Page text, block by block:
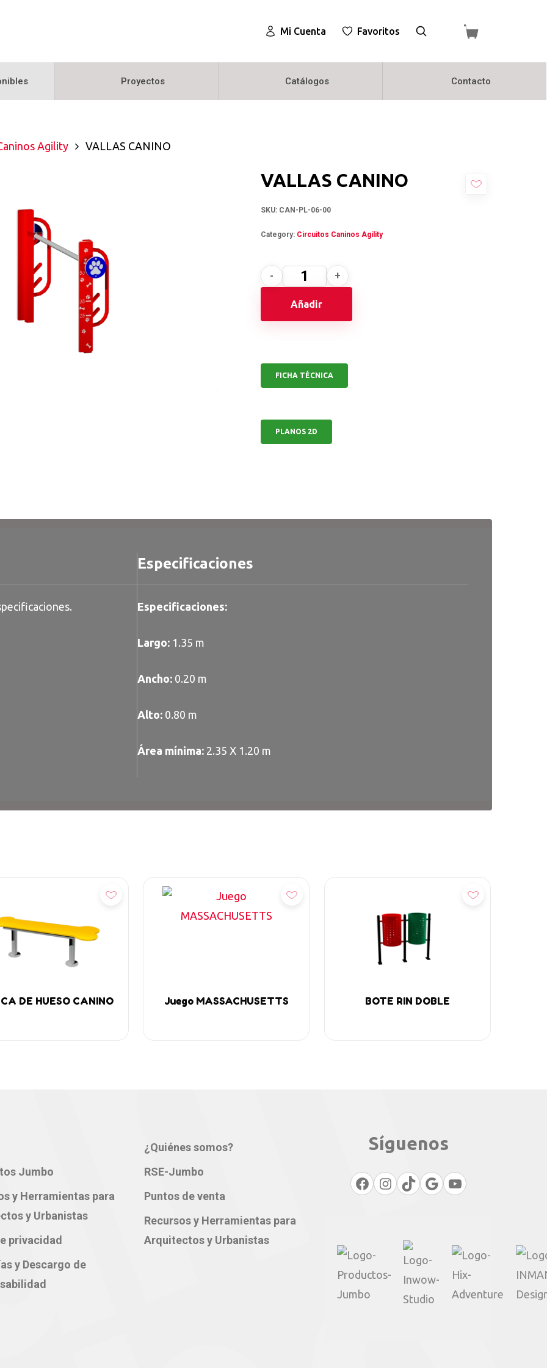
Mi Cuenta Favoritos
Proyectos Catálogos Contacto
Agility VALLAS CANINO
VALLAS CANINO
SKU: CAN-PL-06-00
Category: Circuitos Caninos Agility
Añadir
FICHA TÉCNICA
PLANOS 2D
Especificaciones
Especificaciones:
Largo:1.35 m
Ancho:0.20 m
Alto:0.80 m
Área mínima:2.35 X 1.20 m
DE HUESO CANINO Añadir
Juego MASSACHUSETTS Añadir
BOTE RIN DOBLE
Jumbo
y Herramientas para
y Urbanistas
privacidad
y Descargo de
¿Quiénes somos?
RSE-Jumbo
Puntos de venta
Recursos y Herramientas para
Arquitectos y Urbanistas
Síguenos
Facebook
Instagram
TikTok
GoogleYouTube